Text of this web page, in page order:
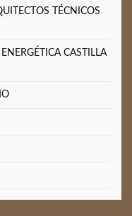
TÉCNICOS
CASTILLA